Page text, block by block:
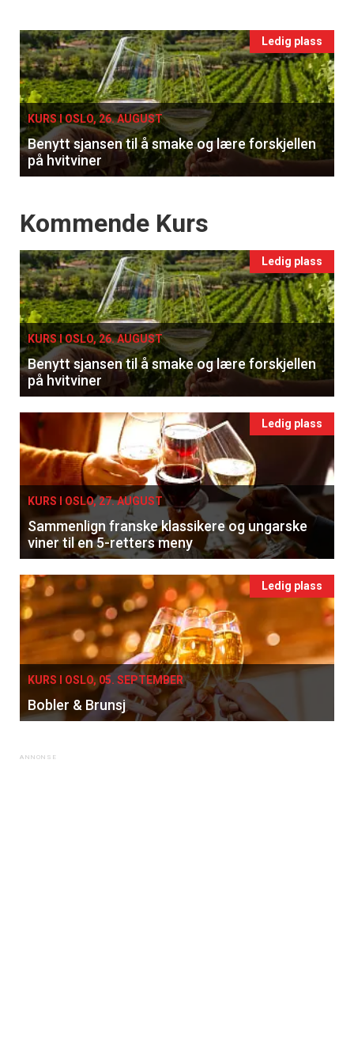
×
Få ukentlige nyhetsbrev fra
Apéritif
kan fritt velge hvilke du ønsker å få
tilsendt.
Registrer deg
Events
single
Ledig plass
KURS I OSLO, 26. AUGUST
Benytt sjansen til å smake og lære forskjellen
på hvitviner
Events
Kommende Kurs
Ledig plass
KURS I OSLO, 26. AUGUST
Benytt sjansen til å smake og lære forskjellen
på hvitviner
Ledig plass
KURS I OSLO, 27. AUGUST
Sammenlign franske klassikere og ungarske
viner til en 5-retters meny
Ledig plass
KURS I OSLO, 05. SEPTEMBER
Bobler & Brunsj